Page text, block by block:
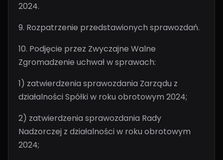
2024.
9. Rozpatrzenie przedstawionych sprawozdań.
10. Podjęcie przez Zwyczajne Walne
Zgromadzenie uchwał w sprawach:
1) zatwierdzenia sprawozdania Zarządu z
działalności Spółki w roku obrotowym 2024;
2) zatwierdzenia sprawozdania Rady
Nadzorczej z działalności w roku obrotowym
2024;